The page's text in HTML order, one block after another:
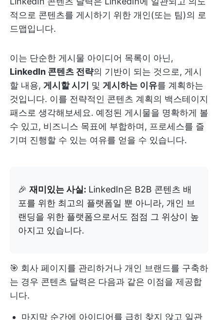
적으로 콘텐츠를 게시하기 위한 개인(또는 팀)의 로
드맵입니다.
이는 단순한 게시물 아이디어 목록이 아닌,
LinkedIn 콘텐츠 전략의 기반이 되는 것으로, 게시
할 내용, 게시할 시기 및 게시하는 이유를 계획하는
것입니다. 이를 전략적인 콘텐츠 계획의 백스테이지
패스로 생각해보세요. 예정된 게시물을 명확하게 볼
수 있고, 비즈니스 목표에 부합하며, 프로세스를 즐
기며 진행할 수 있는 여유를 얻을 수 있습니다.
🎉 재미있는 사실: LinkedIn은 B2B 콘텐츠 배
포를 위한 최고의 플랫폼일 뿐 아니라, 개인 브
랜딩을 위한 플랫폼으로서도 점점 그 위상이 높
아지고 있습니다.
🎯 회사 페이지를 관리하거나 개인 브랜드를 구축하
는 경우 콘텐츠 달력은 다음과 같은 이점을 제공합
니다.
마지막 순간에 아이디어를 급히 찾지 않고 일관